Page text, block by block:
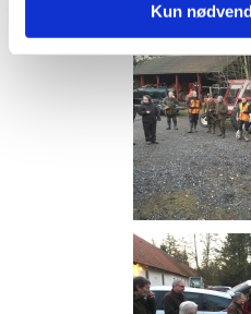
Kun
Tak til de fremmødte for en god